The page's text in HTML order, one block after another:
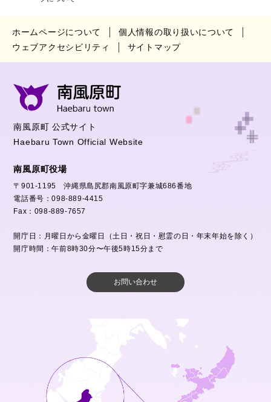
ホームページについて
個人情報の取り扱いについて
ウェブアクセシビリティ
サイトマップ
南風原町 公式サイト
Haebaru Town Official Website
南風原町役場
〒901-1195 沖縄県島尻郡南風原町字兼城686番地
電話番号：098-889-4415
Fax：098-889-7657
開庁日：月曜日から金曜日（土日・祝日・慰霊の日・年末年始を除く）
開庁時間：午前8時30分〜午後5時15分まで
お問い合わせ